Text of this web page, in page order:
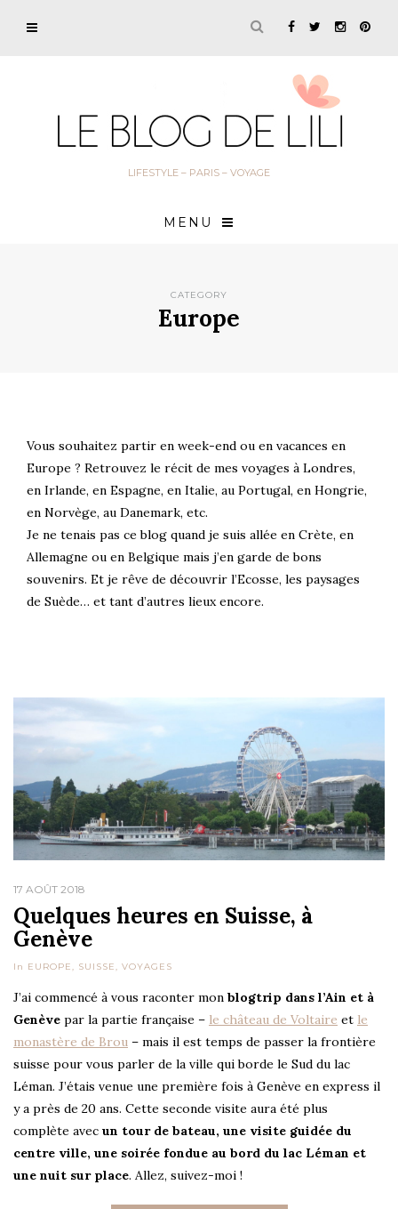
LIFESTYLE – PARIS – VOYAGE
MENU
CATEGORY
Europe
Vous souhaitez partir en week-end ou en vacances en
Europe ? Retrouvez le récit de mes voyages à Londres,
en Irlande, en Espagne, en Italie, au Portugal, en Hongrie,
en Norvège, au Danemark, etc.
Je ne tenais pas ce blog quand je suis allée en Crète, en
Allemagne ou en Belgique mais j’en garde de bons
souvenirs. Et je rêve de découvrir l’Ecosse, les paysages
de Suède… et tant d’autres lieux encore.
17 AOÛT 2018
Quelques heures en Suisse, à
Genève
In EUROPE, SUISSE, VOYAGES
J’ai commencé à vous raconter mon blogtrip dans l’Ain et à
Genève par la partie française – le château de Voltaire et le
monastère de Brou – mais il est temps de passer la frontière
suisse pour vous parler de la ville qui borde le Sud du lac
Léman. J’étais venue une première fois à Genève en express il
y a près de 20 ans. Cette seconde visite aura été plus
complète avec un tour de bateau, une visite guidée du
centre ville, une soirée fondue au bord du lac Léman et
une nuit sur place. Allez, suivez-moi !